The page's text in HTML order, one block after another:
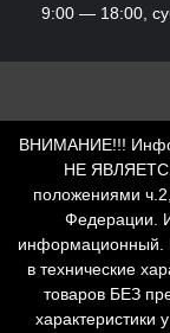
9:00 — 18:00,
ВНИМАНИЕ!!!
НЕ
положениями
Федерации.
информационный.
в технические
товаров БЕЗ